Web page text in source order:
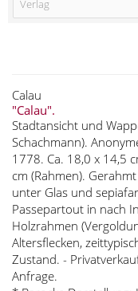
Verlag
Calau
"Calau".
Stadtansicht und
Schachmann).
1778. Ca. 18,0 x 14,5
cm (Rahmen).
unter Glas und
Passepartout in nach
Holzrahmen
Altersflecken,
Zustand. -
Anfrage.